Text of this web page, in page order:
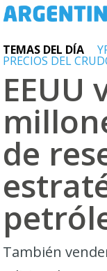
TEMAS DEL DÍA
PRECIOS DEL
EEUU
de
También